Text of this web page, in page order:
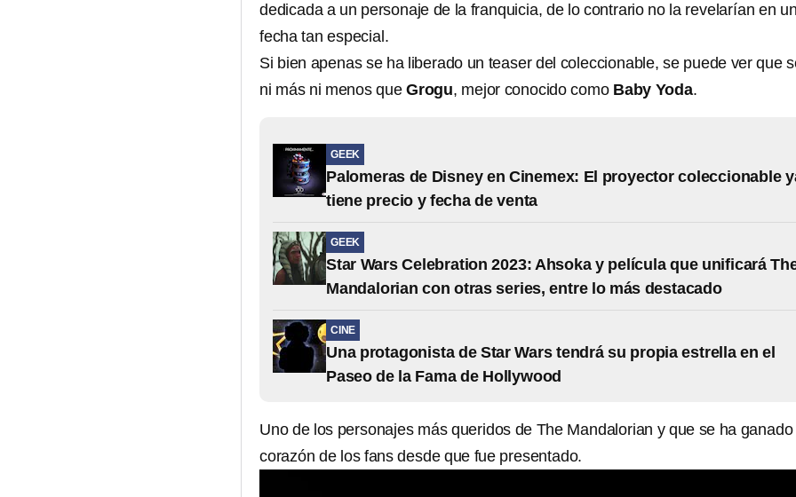
dedicada a un personaje de la franquicia, de lo contrario no la revelarían en
fecha tan especial.
Si bien apenas se ha liberado un teaser del coleccionable, se puede ver que
ni más ni menos queGrogu, mejor conocido como Baby Yoda.
GEEK
Palomeras de Disney en Cinemex: El proyector coleccionable
tiene precio y fecha de venta
GEEK
Star Wars Celebration 2023: Ahsoka y película que unificará
Mandalorian con otras series, entre lo más destacado
CINE
Una protagonista de Star Wars tendrá su propia estrella en el
Paseo de la Fama de Hollywood
Uno de los personajes más queridos de The Mandalorian y que se ha ganado
corazón de los fans desde que fue presentado.